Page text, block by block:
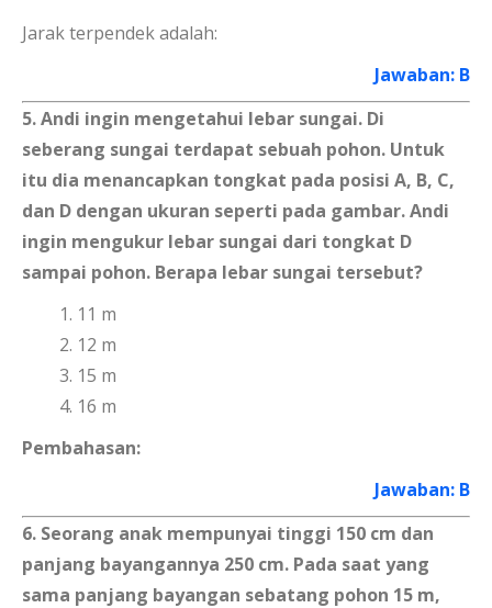
Jarak terpendek adalah:
Jawaban: B
5. Andi ingin mengetahui lebar sungai. Di
seberang sungai terdapat sebuah pohon. Untuk
itu dia menancapkan tongkat pada posisi A, B, C,
dan D dengan ukuran seperti pada gambar. Andi
ingin mengukur lebar sungai dari tongkat D
sampai pohon. Berapa lebar sungai tersebut?
11 m
12 m
15 m
16 m
Pembahasan:
Jawaban: B
6. Seorang anak mempunyai tinggi 150 cm dan
panjang bayangannya 250 cm. Pada saat yang
sama panjang bayangan sebatang pohon 15 m,